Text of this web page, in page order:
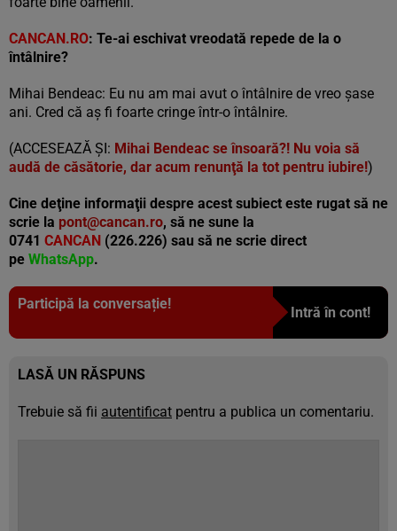
CANCAN.RO: Te-ai eschivat vreodată repede de la o
întâlnire?
Mihai Bendeac: Eu nu am mai avut o întâlnire de vreo șase
ani. Cred că aș fi foarte cringe într-o întâlnire.
(ACCESEAZĂ ȘI: Mihai Bendeac se însoară?! Nu voia să
audă de căsătorie, dar acum renunţă la tot pentru iubire!)
Cine deţine informaţii despre acest subiect este rugat să ne
scrie la pont@cancan.ro, să ne sune la
0741 CANCAN (226.226) sau să ne scrie direct
pe WhatsApp.
Participă la conversație!
Intră în cont!
LASĂ UN RĂSPUNS
Trebuie să fii autentificat pentru a publica un comentariu.